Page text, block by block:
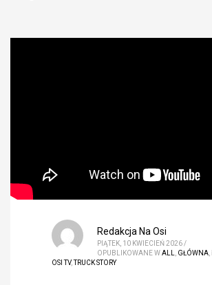
Redakcja Na Osi
PIĄTEK, 10 KWIECIEŃ 2026/
OPUBLIKOWANE WALL, GŁÓWNA,
OSI TV, TRUCK STORY